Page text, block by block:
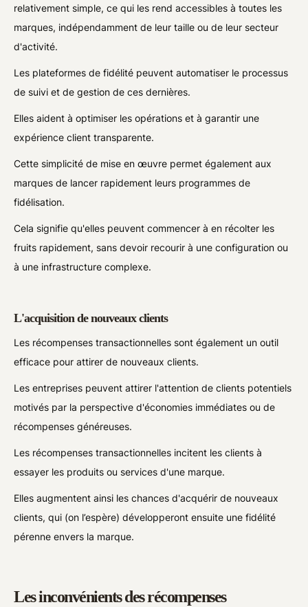
relativement simple, ce qui les rend accessibles à toutes les
marques, indépendamment de leur taille ou de leur secteur
d'activité.
Les plateformes de fidélité peuvent automatiser le processus
de suivi et de gestion de ces dernières.
Elles aident à optimiser les opérations et à garantir une
expérience client transparente.
Cette simplicité de mise en œuvre permet également aux
marques de lancer rapidement leurs programmes de
fidélisation.
Cela signifie qu'elles peuvent commencer à en récolter les
fruits rapidement, sans devoir recourir à une configuration ou
à une infrastructure complexe.
L'acquisition de nouveaux clients
Les récompenses transactionnelles sont également un outil
efficace pour attirer de nouveaux clients.
Les entreprises peuvent attirer l'attention de clients potentiels
motivés par la perspective d'économies immédiates ou de
récompenses généreuses.
Les récompenses transactionnelles incitent les clients à
essayer les produits ou services d'une marque.
Elles augmentent ainsi les chances d'acquérir de nouveaux
clients, qui (on l’espère) développeront ensuite une fidélité
pérenne envers la marque.
Les inconvénients des récompenses